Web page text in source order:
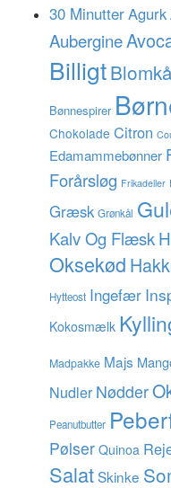
30 MinutterAgurk
Aubergine
Billigt
Bønnespirer
Chokolade Citron
Edamammebønner
Forårsløg Frikadeller
Græsk Grønkål
Kalv Og Flæsk
Oksekød
Hytteost Ingefær
Kokosmælk
Madpakke Majs
Nudler Nødder
Peanutbutter
Pølser Quinoa
SalatSkinke